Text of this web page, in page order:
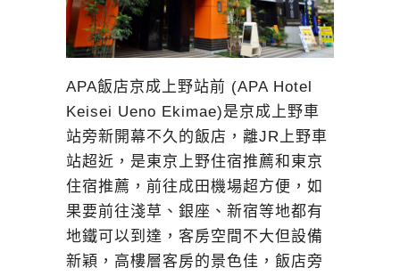
APA飯店京成上野站前 (APA Hotel
Keisei Ueno Ekimae)是京成上野車
站旁新開幕不久的飯店，離JR上野車
站超近，是東京上野住宿推薦和東京
住宿推薦，前往成田機場超方便，如
果要前往淺草、銀座、新宿等地都有
地鐵可以到達，客房空間不大但設備
新穎，高樓層客房的景色佳，飯店旁